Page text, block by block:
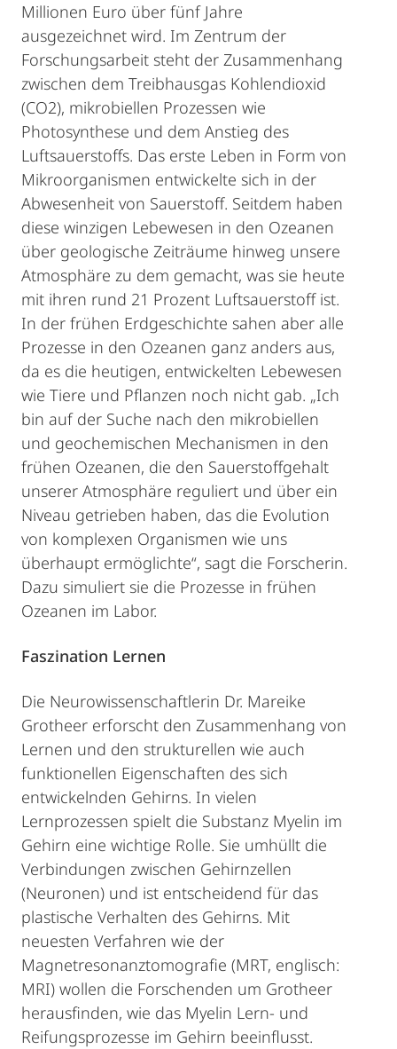
Millionen Euro über fünf Jahre
ausgezeichnet wird. Im Zentrum der
Forschungsarbeit steht der Zusammenhang
zwischen dem Treibhausgas Kohlendioxid
(CO2), mikrobiellen Prozessen wie
Photosynthese und dem Anstieg des
Luftsauerstoffs. Das erste Leben in Form von
Mikroorganismen entwickelte sich in der
Abwesenheit von Sauerstoff. Seitdem haben
diese winzigen Lebewesen in den Ozeanen
über geologische Zeiträume hinweg unsere
Atmosphäre zu dem gemacht, was sie heute
mit ihren rund 21 Prozent Luftsauerstoff ist.
In der frühen Erdgeschichte sahen aber alle
Prozesse in den Ozeanen ganz anders aus,
da es die heutigen, entwickelten Lebewesen
wie Tiere und Pflanzen noch nicht gab. „Ich
bin auf der Suche nach den mikrobiellen
und geochemischen Mechanismen in den
frühen Ozeanen, die den Sauerstoffgehalt
unserer Atmosphäre reguliert und über ein
Niveau getrieben haben, das die Evolution
von komplexen Organismen wie uns
überhaupt ermöglichte“, sagt die Forscherin.
Dazu simuliert sie die Prozesse in frühen
Ozeanen im Labor.
Faszination Lernen
Die Neurowissenschaftlerin Dr. Mareike
Grotheer erforscht den Zusammenhang von
Lernen und den strukturellen wie auch
funktionellen Eigenschaften des sich
entwickelnden Gehirns. In vielen
Lernprozessen spielt die Substanz Myelin im
Gehirn eine wichtige Rolle. Sie umhüllt die
Verbindungen zwischen Gehirnzellen
(Neuronen) und ist entscheidend für das
plastische Verhalten des Gehirns. Mit
neuesten Verfahren wie der
Magnetresonanztomografie (MRT, englisch:
MRI) wollen die Forschenden um Grotheer
herausfinden, wie das Myelin Lern- und
Reifungsprozesse im Gehirn beeinflusst.